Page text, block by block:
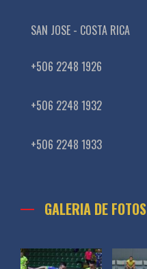
SAN JOSE - COSTA RICA
+506 2248 1926
+506 2248 1932
+506 2248 1933
GALERIA DE FOTOS